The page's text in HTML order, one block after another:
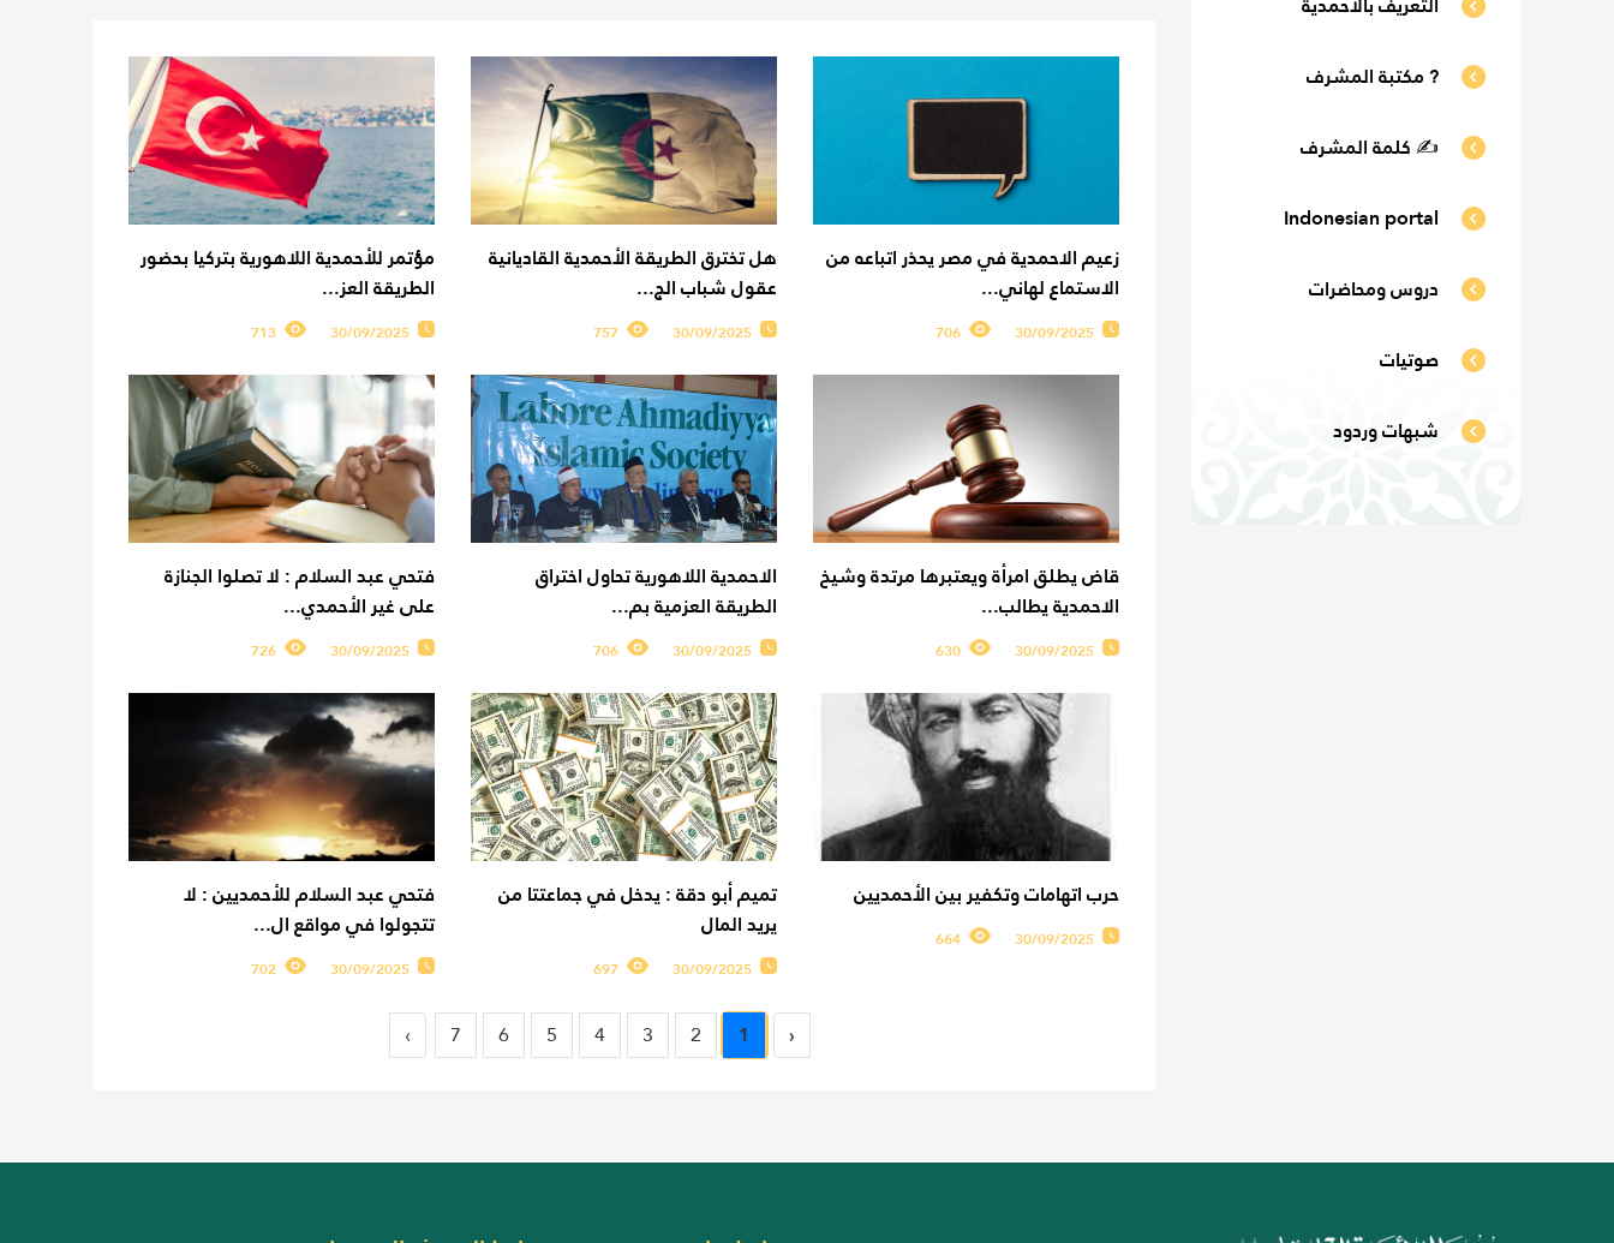
? مكتبة المشرف
✍ كلمة المشرف
Indonesian portal
دروس ومحاضرات
صوتيات
شبهات وردود
زعيم الاحمدية في مصر يحذر اتباعه من
الاستماع لهاني...
30/09/2025
706
هل تخترق الطريقة الأحمدية القاديانية
عقول شباب الج...
30/09/2025
757
مؤتمر للأحمدية اللاهورية بتركيا بحضور
الطريقة العز...
30/09/2025
713
قاض يطلق امرأة ويعتبرها مرتدة وشيخ
الاحمدية يطالب...
30/09/2025
630
الاحمدية اللاهورية تحاول اختراق
الطريقة العزمية بم...
30/09/2025
706
فتحي عبد السلام : لا تصلوا الجنازة
على غير الأحمدي...
30/09/2025
726
حرب اتهامات وتكفير بين الأحمديين
30/09/2025
664
تميم أبو دقة : يدخل في جماعتتا من
يريد المال
30/09/2025
697
فتحي عبد السلام للأحمديين : لا
تتجولوا في مواقع ال...
30/09/2025
702
‹
1
2
3
4
5
6
7
›